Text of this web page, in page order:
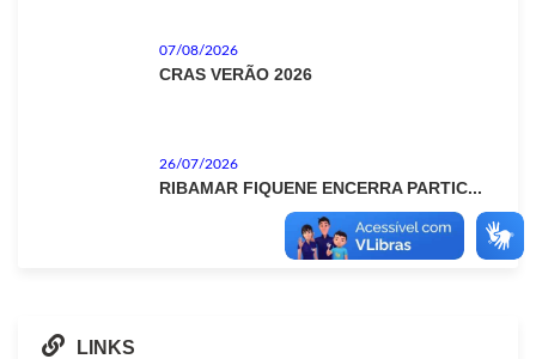
07/08/2026
CRAS VERÃO 2026
26/07/2026
RIBAMAR FIQUENE ENCERRA PARTIC...
LINKS